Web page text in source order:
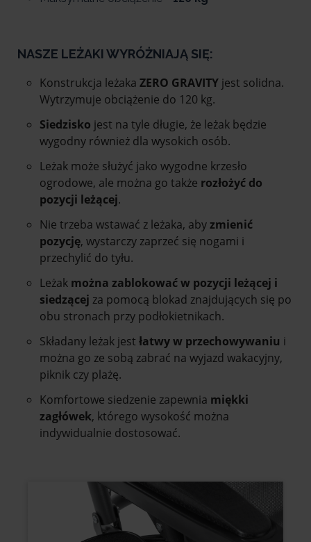
NASZE LEŻAKI WYRÓŻNIAJĄ SIĘ:
Konstrukcja leżaka ZERO GRAVITY jest solidna.
Wytrzymuje obciążenie do 120 kg.
Siedzisko jest na tyle długie, że leżak będzie
wygodny również dla wysokich osób.
Leżak może służyć jako wygodne krzesło
ogrodowe, ale można go także rozłożyć do
pozycji leżącej.
Nie trzeba wstawać z leżaka, abyzmienić
pozycję, wystarczy zaprzeć się nogami i
przechylić do tyłu.
Leżak można zablokować w pozycji leżącej i
siedzącej za pomocą blokad znajdujących się po
obu stronach przy podłokietnikach.
Składany leżak jest łatwy w przechowywaniu i
można go ze sobą zabrać na wyjazd wakacyjny,
piknik czy plażę.
Komfortowe siedzenie zapewnia miękki
zagłówek, którego wysokość można
indywidualnie dostosować.